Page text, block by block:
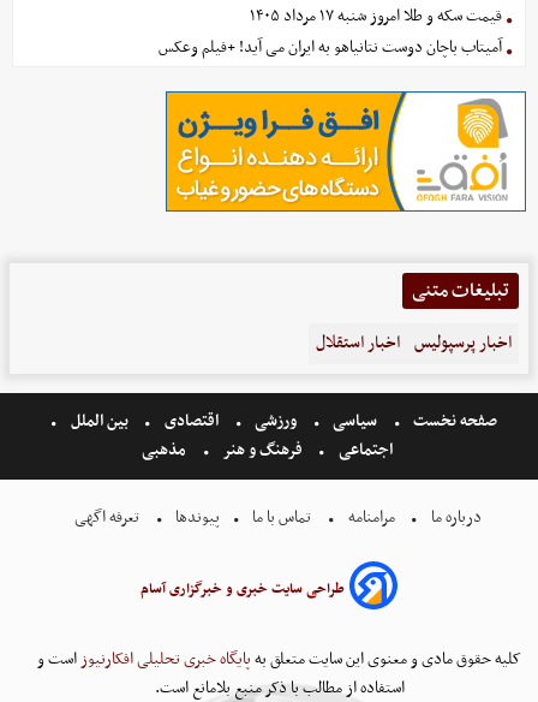
قیمت سکه و طلا امروز شنبه ۱۷ مرداد ۱۴۰۵
آمیتاب باچان دوست نتانیاهو به ایران می آید! +فیلم وعکس
تبلیغات متنی
اخبار پرسپولیس اخبار استقلال
صفحه نخست سیاسی ورزشی اقتصادی
بین الملل
اجتماعی
فرهنگ و هنر مذهبی
درباره ما مرامنامه تماس با ما پیوندها تعرفه اگهی
طراحی سایت خبری و خبرگزاری آسام
کلیه حقوق مادی و معنوی این سایت متعلق بهپایگاه خبری تحلیلی افکارنیوزاست و
استفاده از مطالب با ذکر منبع بلامانع است.